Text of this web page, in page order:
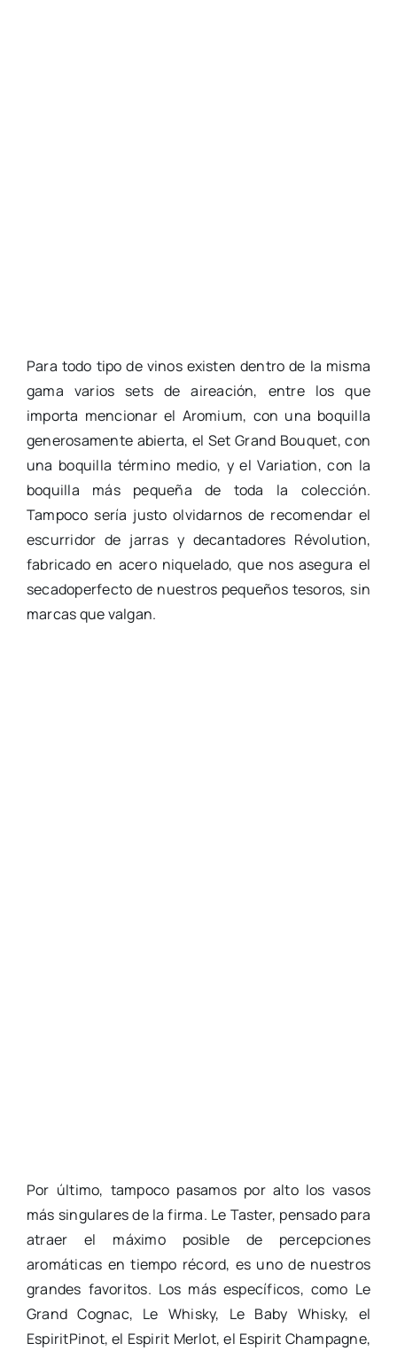
Para todo tipo de vinos existen dentro de la misma
gama varios sets de aireación, entre los que
importa mencionar el Aromium, con una boquilla
generosamente abierta, el Set Grand Bouquet, con
una boquilla término medio, y el Variation, con la
boquilla más pequeña de toda la colección.
Tampoco sería justo olvidarnos de recomendar el
escurridor de jarras y decantadores Révolution,
fabricado en acero niquelado, que nos asegura el
secadoperfecto de nuestros pequeños tesoros, sin
marcas que valgan.
Por último, tampoco pasamos por alto los vasos
más singulares de la firma. Le Taster, pensado para
atraer el máximo posible de percepciones
aromáticas en tiempo récord, es uno de nuestros
grandes favoritos. Los más específicos, como Le
Grand Cognac, Le Whisky, Le Baby Whisky, el
EspiritPinot, el Espirit Merlot, el Espirit Champagne,